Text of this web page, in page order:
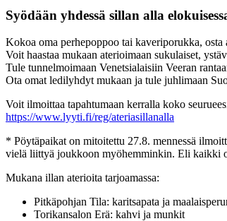
Syödään yhdessä sillan alla
Kokoa oma perhepoppoo tai kaveriporukka, osta
Voit haastaa mukaan aterioimaan sukulaiset,
Tule tunnelmoimaan Venetsialaisiin Veeran
Ota omat ledilyhdyt mukaan ja tule juhlimaan
Voit ilmoittaa tapahtumaan kerralla koko
https://www.lyyti.fi/reg/ateriasillanalla
* Pöytäpaikat on mitoitettu 27.8. mennessä
vielä liittyä joukkoon myöhemminkin. Eli kaikki
Mukana illan aterioita tarjoamassa:
Pitkäpohjan Tila: karitsapata ja
Torikansalon Erä: kahvi ja munkit